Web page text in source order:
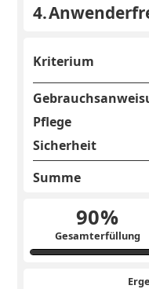
4.
Kriterium
Pflege
Sicherheit
Summe
90%
Gesamterfüllung